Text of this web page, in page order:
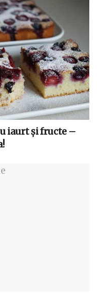
iaurt și fructe –